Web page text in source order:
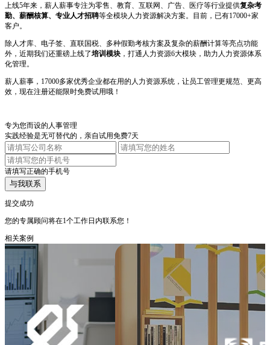
上线5年来，薪人薪事专注为零售、教育、互联网、广告、医疗等行业提供复杂考
勤、薪酬核算、专业人才招聘等全模块人力资源解决方案。目前，已有17000+家
客户。
除人才库、电子签、直联国税、多种假勤考核方案及复杂的薪酬计算等亮点功能
外，近期我们还重磅上线了培训模块 ，打通人力资源6大模块，助力人力资源体系
化管理。
薪人薪事，17000多家优秀企业都在用的人力资源系统，让员工管理更规范、更高
效，现在注册还能限时免费试用哦！
专为您而设的人事管理
实践经验是无可替代的，亲自试用免费7天
请填写正确的手机号
与我联系
提交成功
您的专属顾问将在1个工作日内联系您！
相关案例